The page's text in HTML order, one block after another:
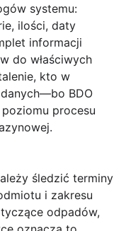
systemu:
ilości, daty
informacji
do właściwych
kto w
BDO
procesu
śledzić terminy
i zakresu
odpadów,